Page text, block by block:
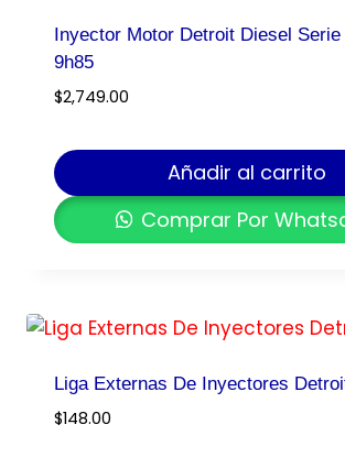
Inyector Motor Detroit Diesel Serie
9h85
$2,749.00
Añadir al carrito
Comprar Por
Liga Externas De Inyectores
$148.00